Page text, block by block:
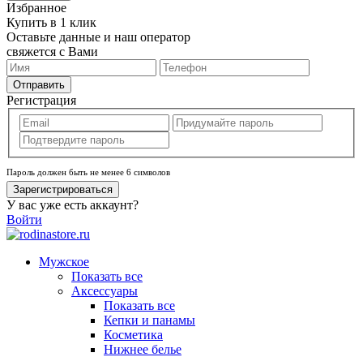
Избранное
Купить в 1 клик
Оставьте данные и наш оператор
свяжется с Вами
Отправить
Регистрация
Пароль должен быть не менее 6 символов
Зарегистрироваться
У вас уже есть аккаунт?
Войти
Мужское
Показать все
Аксессуары
Показать все
Кепки и панамы
Косметика
Нижнее белье